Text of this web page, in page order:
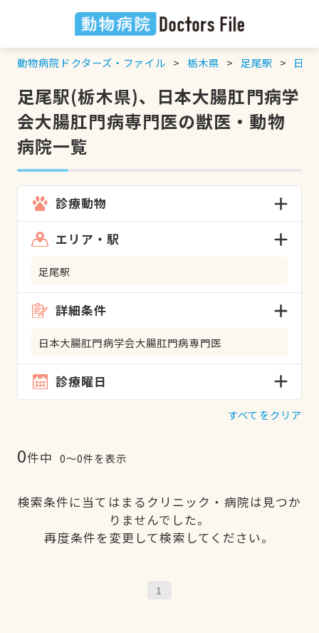
動物病院ドクターズ・ファイル 栃木県 足尾駅 日本
足尾駅(栃木県)、日本大腸肛門病学
会大腸肛門病専門医の獣医・動物
病院一覧
診療動物
エリア・駅
足尾駅
詳細条件
日本大腸肛門病学会大腸肛門病専門医
診療曜日
すべてをクリア
0件中 0〜0件を表示
検索条件に当てはまるクリニック・病院は見つか
りませんでした。
再度条件を変更して検索してください。
1